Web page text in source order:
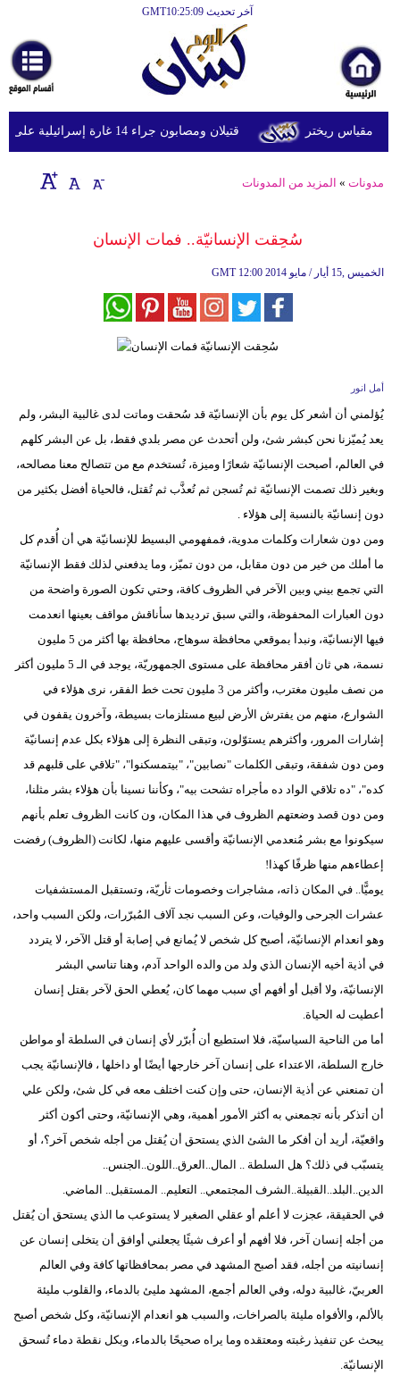
آخر تحديث GMT10:25:09
قتيلان ومصابون جراء 14 غارة إسرائيلية على شرق وجنوب لبنان
مدونات » المزيد من المدونات
سُحِقت الإنسانيّة.. فمات الإنسان
GMT 12:00 2014 الخميس ,15 أيار / مايو
أمل انور
يُؤلمني أن أشعر كل يوم بأن الإنسانيّة قد سُحقت وماتت لدى غالبية البشر، ولم
يعد يُميّزنا نحن كبشر شئ، ولن أتحدث عن مصر بلدي فقط، بل عن البشر كلهم
في العالم، أصبحت الإنسانيّة شعارًا وميزة، تُستخدم مع من تتصالح معنا مصالحه،
وبغير ذلك تصمت الإنسانيّة ثم تُسجن ثم تُعذَّب ثم تُقتل، فالحياة أفضل بكثير من
دون إنسانيّة بالنسبة إلى هؤلاء .
ومن دون شعارات وكلمات مدوية، فمفهومي البسيط للإنسانيّة هي أن أُقدم كل
ما أملك من خير من دون مقابل، من دون تميّز، وما يدفعني لذلك فقط الإنسانيّة
التي تجمع بيني وبين الآخر في الظروف كافة، وحتي تكون الصورة واضحة من
دون العبارات المحفوظة، والتي سبق ترديدها سأناقش مواقف بعينها انعدمت
فيها الإنسانيّة، ونبدأ بموقعي محافظة سوهاج، محافظة بها أكثر من 5 مليون
نسمة، هي ثان أفقر محافظة على مستوى الجمهوريّة، يوجد في الـ 5 مليون أكثر
من نصف مليون مغترب، وأكثر من 3 مليون تحت خط الفقر، نرى هؤلاء في
الشوارع، منهم من يفترش الأرض لبيع مستلزمات بسيطة، وآخرون يقفون في
إشارات المرور، وأكثرهم يستوّلون، وتبقى النظرة إلى هؤلاء بكل عدم إنسانيّة
ومن دون شفقة، وتبقى الكلمات "نصابين"، "بيتمسكنوا"، "تلاقي على قلبهم قد
كده"، "ده تلاقي الواد ده مأجراه تشحت بيه"، وكأننا نسينا بأن هؤلاء بشر مثلنا،
ومن دون قصد وضعتهم الظروف في هذا المكان، ون كانت الظروف تعلم بأنهم
سيكونوا مع بشر مُنعدمي الإنسانيّة وأقسى عليهم منها، لكانت (الظروف) رفضت
إعطاءهم منها ظرفًا كهذا!
يوميًّا.. في المكان ذاته، مشاجرات وخصومات ثأريّة، وتستقبل المستشفيات
عشرات الجرحى والوفيات، وعن السبب نجد آلاف المُبرّرات، ولكن السبب واحد،
وهو انعدام الإنسانيّة، أصبح كل شخص لا يُمانع في إصابة أو قتل الآخر، لا يتردد
في أذية أخيه الإنسان الذي ولد من والده الواحد آدم، وهنا تناسي البشر
الإنسانيّة، ولا أقبل أو أفهم أي سبب مهما كان، يُعطي الحق لآخر بقتل إنسان
أعطيت له الحياة.
أما من الناحية السياسيّة، فلا استطيع أن أُبرّر لأي إنسان في السلطة أو مواطن
خارج السلطة، الاعتداء على إنسان آخر خارجها أيضًا أو داخلها ، فالإنسانيّة يجب
أن تمنعني عن أذية الإنسان، حتى وإن كنت اختلف معه في كل شئ، ولكن علي
أن أتذكر بأنه تجمعني به أكثر الأمور أهمية، وهي الإنسانيّة، وحتى أكون أكثر
واقعيّة، أريد أن أفكر ما الشئ الذي يستحق أن يُقتل من أجله شخص آخر؟، أو
يتسبّب في ذلك؟ هل السلطة .. المال..العرق..اللون..الجنس..
الدين..البلد..القبيلة..الشرف المجتمعي.. التعليم.. المستقبل.. الماضي.
في الحقيقة، عجزت لا أعلم أو عقلي الصغير لا يستوعب ما الذي يستحق أن يُقتل
من أجله إنسان آخر، فلا أفهم أو أعرف شيئًا يجعلني أوافق أن يتخلى إنسان عن
إنسانيته من أجله، فقد أصبح المشهد في مصر بمحافظاتها كافة وفي العالم
العربيّ، غالبية دوله، وفي العالم أجمع، المشهد مليئ بالدماء، والقلوب مليئة
بالألم، والأفواه مليئة بالصراخات، والسبب هو انعدام الإنسانيّة، وكل شخص أصبح
يبحث عن تنفيذ رغبته ومعتقده وما يراه صحيحًا بالدماء، وبكل نقطة دماء تُسحق
الإنسانيّة.